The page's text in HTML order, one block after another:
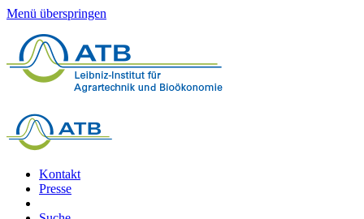
Menü überspringen
Kontakt
Presse